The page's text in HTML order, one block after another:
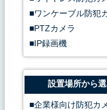
ワンケーブル防犯
PTZカメラ
IP録画機
設置場所から
企業様向け防犯カ